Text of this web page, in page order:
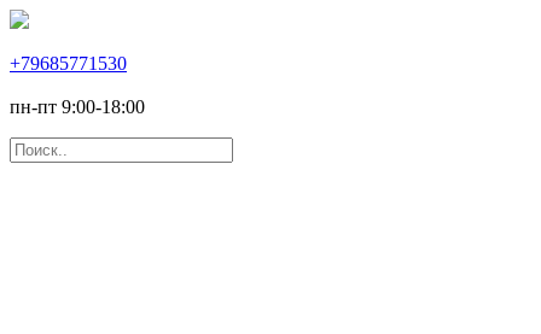
+79685771530
пн-пт 9:00-18:00